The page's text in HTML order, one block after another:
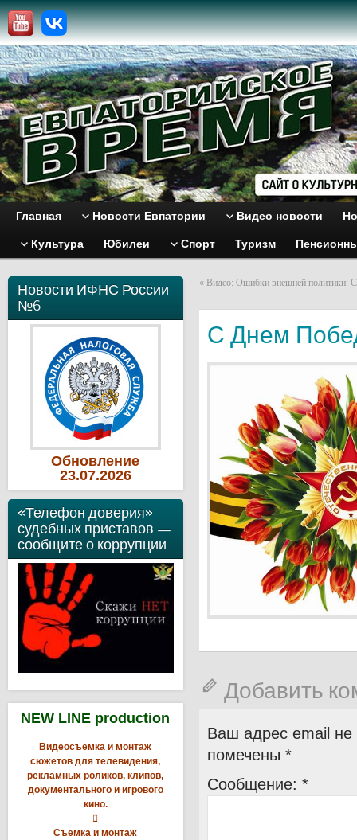
Главная Новости Евпатории Видео новости
Культура Юбилеи Спорт Туризм
Новости ИФНС России
№6
Обновление
23.07.2026
«Телефон доверия»
судебных приставов —
сообщите о коррупции
NEW LINE production
Видеосъемка и монтаж
сюжетов для телевидения,
рекламных роликов, клипов,
документального и игрового
кино.

Съемка и монтаж
« Видео: Ошибки внешней политики:
С Днем
Добавить
Ваш адрес email не
помечены *
Сообщение: *